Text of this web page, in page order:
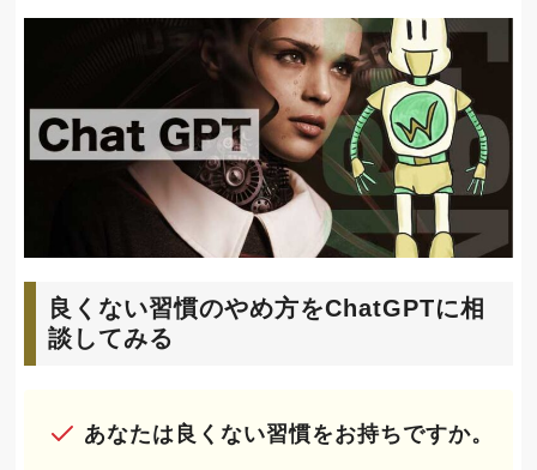
良くない習慣のやめ方をChatGPTに相
談してみる
あなたは良くない習慣をお持ちですか。